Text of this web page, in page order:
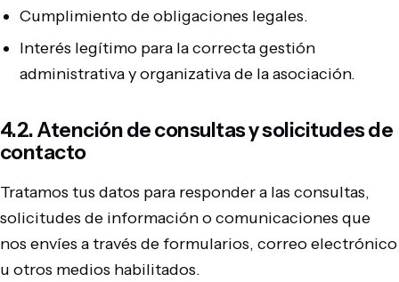
Cumplimiento de obligaciones legales.
Interés legítimo para la correcta gestión
administrativa y organizativa de la asociación.
4.2. Atención de consultas y solicitudes de
contacto
Tratamos tus datos para responder a las consultas,
solicitudes de información o comunicaciones que
nos envíes a través de formularios, correo electrónico
u otros medios habilitados.